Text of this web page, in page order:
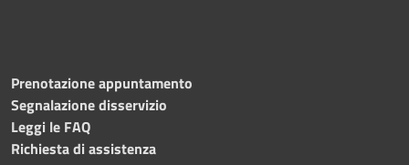
Prenotazione appuntamento
Segnalazione disservizio
Leggi le FAQ
Richiesta di assistenza